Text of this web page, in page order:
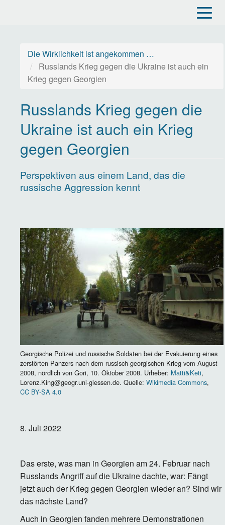
Die Wirklichkeit ist angekommen …
Russlands Krieg gegen die Ukraine ist auch ein
Krieg gegen Georgien
Russlands Krieg gegen die
Ukraine ist auch ein Krieg
gegen Georgien
Perspektiven aus einem Land, das die
russische Aggression kennt
Image
Georgische Polizei und russische Soldaten bei der Evakuierung eines
zerstörten Panzers nach dem russisch-georgischen Krieg vom August
2008, nördlich von Gori, 10. Oktober 2008. Urheber: Matti&Keti,
Lorenz.King@geogr.uni-giessen.de. Quelle: Wikimedia Commons,
CC BY-SA 4.0
8. Juli 2022
Das erste, was man in Georgien am 24. Februar nach
Russlands Angriff auf die Ukraine dachte, war: Fängt
jetzt auch der Krieg gegen Georgien wieder an? Sind wir
das nächste Land?
Auch in Georgien fanden mehrere Demonstrationen